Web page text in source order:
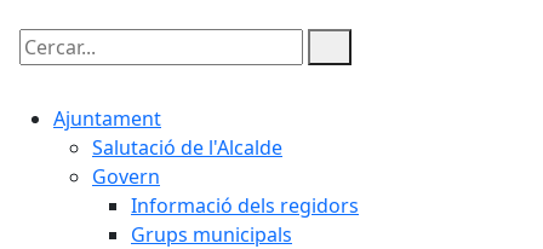
Cercar:
Ajuntament
Salutació de l'Alcalde
Govern
Informació dels regidors
Grups municipals